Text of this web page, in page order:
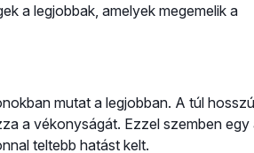
a legjobbak, amelyek megemelik a
mutat a legjobban. A túl
a vékonyságát. Ezzel szemben egy
teltebb hatást kelt.